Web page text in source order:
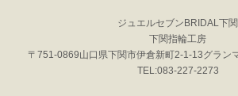
ジュエルセブンBRIDAL下関
下関指輪工房
〒751-0869山口県下関市伊倉新町2-1-13グラン
TEL:083-227-2273